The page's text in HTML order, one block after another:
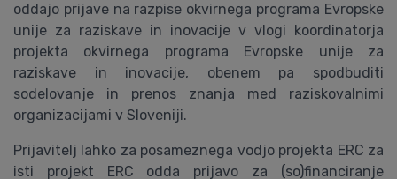
oddajo prijave na razpise okvirnega programa Evropske
unije za raziskave in inovacije v vlogi koordinatorja
projekta okvirnega programa Evropske unije za
raziskave in inovacije, obenem pa spodbuditi
sodelovanje in prenos znanja med raziskovalnimi
organizacijami v Sloveniji.
Prijavitelj lahko za posameznega vodjo projekta ERC za
isti projekt ERC odda prijavo za (so)financiranje